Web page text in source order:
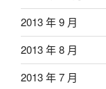
2013 年 9 月
2013 年 8 月
2013 年 7 月